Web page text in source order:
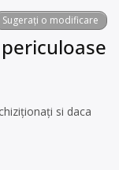
Sugerați o modificare
si daca